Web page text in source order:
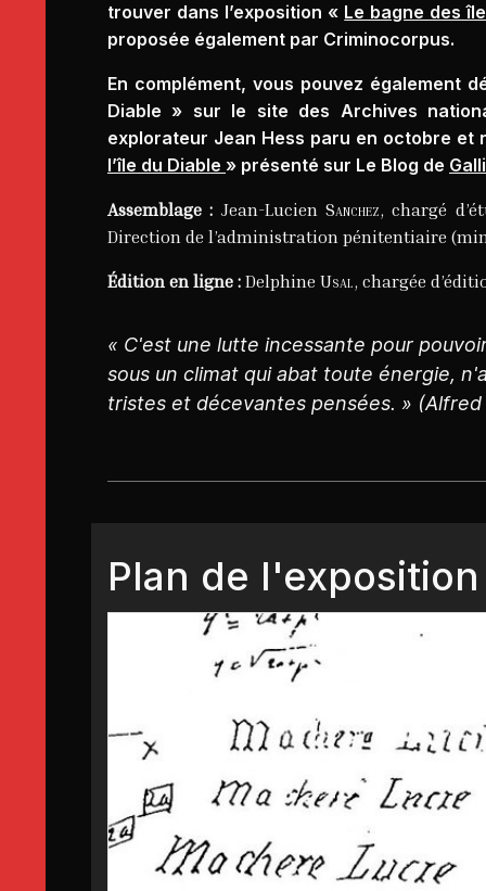
trouver dans l’exposition « Le bagne des
proposée également par Criminocorpus.
En complément, vous pouvez également
Diable » sur le site des Archives
explorateur Jean Hess paru en octobre et
l’île du Diable » présenté sur Le Blog de
Assemblage : Jean-LucienSanchez, chargé
Direction de l’administration pénitentiaire
Édition en ligne : Delphine Usal, chargée
« C'est une lutte incessante pour
sous un climat qui abat toute énergie,
tristes et décevantes pensées. »
Plan de l'exposition